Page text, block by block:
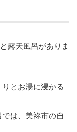
露天風呂がありま
とお湯に浸かる
は、美祢市の自